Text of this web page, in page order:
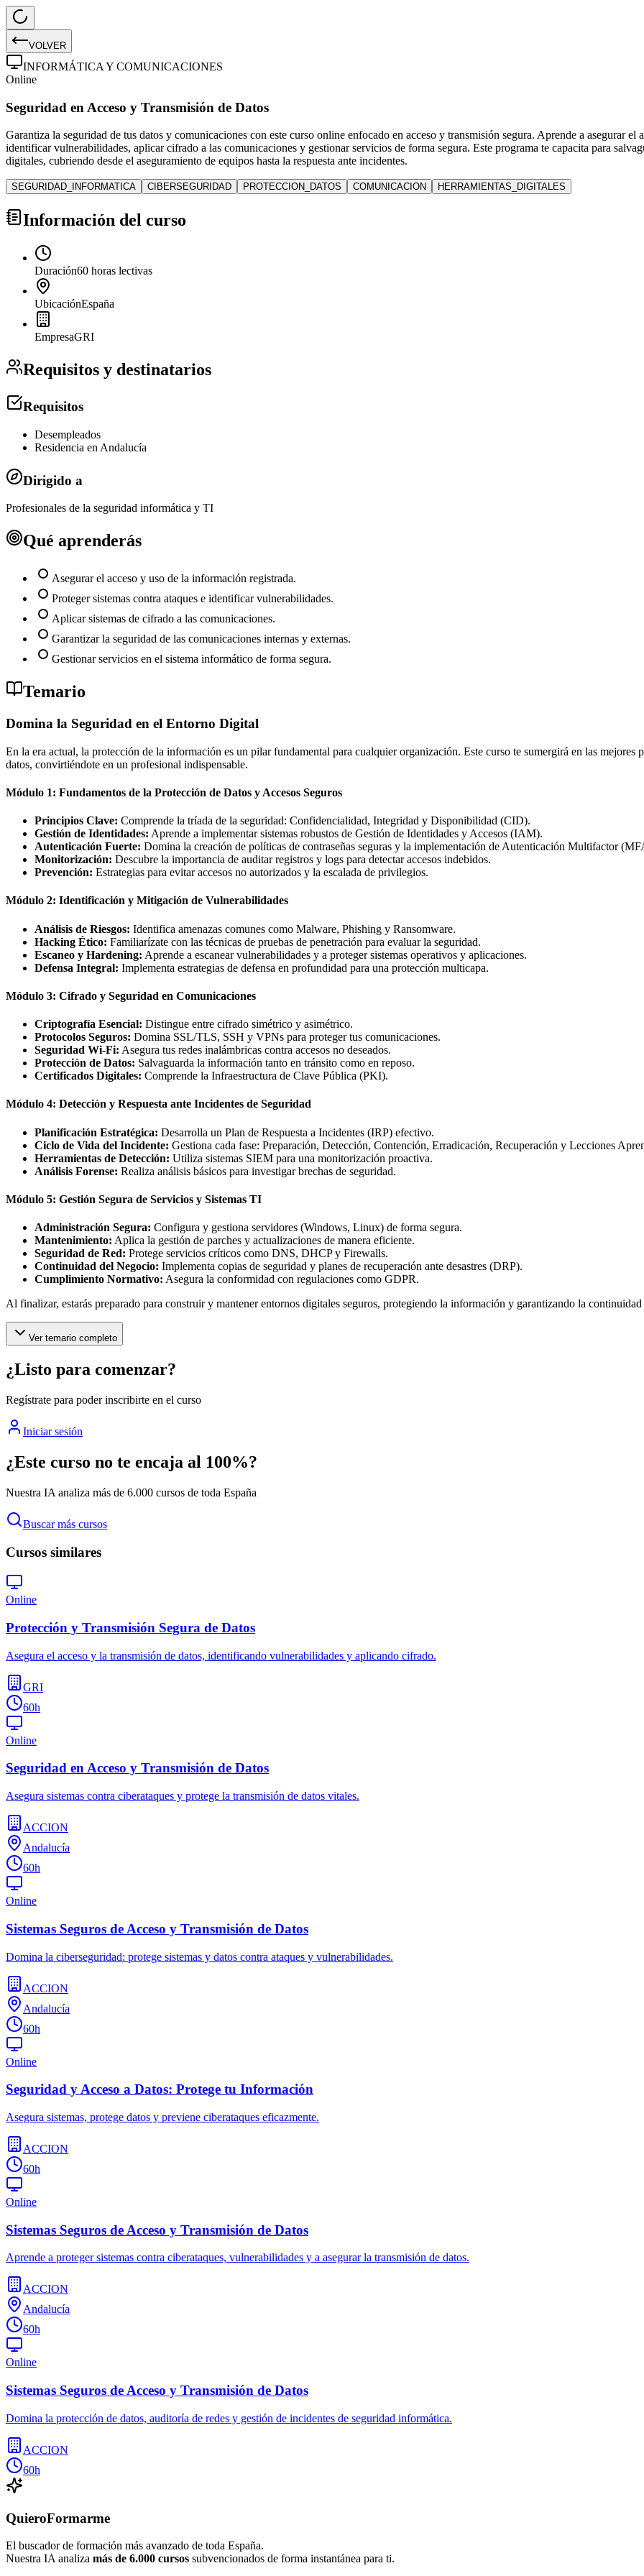
VOLVER
INFORMÁTICA Y COMUNICACIONES
Online
Seguridad en Acceso y Transmisión de Datos
Garantiza la seguridad de tus datos y comunicaciones con este curso online enfocado en acceso y transmisión segura. Aprende a asegurar el
identificar vulnerabilidades, aplicar cifrado a las comunicaciones y gestionar servicios de forma segura. Este programa te capacita para
digitales, cubriendo desde el aseguramiento de equipos hasta la respuesta ante incidentes.
SEGURIDAD_INFORMATICA CIBERSEGURIDAD PROTECCION_DATOS COMUNICACION HERRAMIENTAS_DIGITALES
Información del curso
Duración60 horas lectivas
UbicaciónEspaña
EmpresaGRI
Requisitos y destinatarios
Requisitos
Desempleados
Residencia en Andalucía
Dirigido a
Profesionales de la seguridad informática y TI
Qué aprenderás
Asegurar el acceso y uso de la información registrada.
Proteger sistemas contra ataques e identificar vulnerabilidades.
Aplicar sistemas de cifrado a las comunicaciones.
Garantizar la seguridad de las comunicaciones internas y externas.
Gestionar servicios en el sistema informático de forma segura.
Temario
Domina la Seguridad en el Entorno Digital
En la era actual, la protección de la información es un pilar fundamental para cualquier organización. Este curso te sumergirá en las mejores
datos, convirtiéndote en un profesional indispensable.
Módulo 1: Fundamentos de la Protección de Datos y Accesos Seguros
Principios Clave: Comprende la tríada de la seguridad: Confidencialidad, Integridad y Disponibilidad (CID).
Gestión de Identidades: Aprende a implementar sistemas robustos de Gestión de Identidades y Accesos (IAM).
Autenticación Fuerte: Domina la creación de políticas de contraseñas seguras y la implementación de Autenticación Multifactor
Monitorización: Descubre la importancia de auditar registros y logs para detectar accesos indebidos.
Prevención: Estrategias para evitar accesos no autorizados y la escalada de privilegios.
Módulo 2: Identificación y Mitigación de Vulnerabilidades
Análisis de Riesgos: Identifica amenazas comunes como Malware, Phishing y Ransomware.
Hacking Ético: Familiarízate con las técnicas de pruebas de penetración para evaluar la seguridad.
Escaneo y Hardening: Aprende a escanear vulnerabilidades y a proteger sistemas operativos y aplicaciones.
Defensa Integral: Implementa estrategias de defensa en profundidad para una protección multicapa.
Módulo 3: Cifrado y Seguridad en Comunicaciones
Criptografía Esencial: Distingue entre cifrado simétrico y asimétrico.
Protocolos Seguros: Domina SSL/TLS, SSH y VPNs para proteger tus comunicaciones.
Seguridad Wi-Fi: Asegura tus redes inalámbricas contra accesos no deseados.
Protección de Datos: Salvaguarda la información tanto en tránsito como en reposo.
Certificados Digitales: Comprende la Infraestructura de Clave Pública (PKI).
Módulo 4: Detección y Respuesta ante Incidentes de Seguridad
Planificación Estratégica: Desarrolla un Plan de Respuesta a Incidentes (IRP) efectivo.
Ciclo de Vida del Incidente: Gestiona cada fase: Preparación, Detección, Contención, Erradicación, Recuperación y Lecciones
Herramientas de Detección: Utiliza sistemas SIEM para una monitorización proactiva.
Análisis Forense: Realiza análisis básicos para investigar brechas de seguridad.
Módulo 5: Gestión Segura de Servicios y Sistemas TI
Administración Segura: Configura y gestiona servidores (Windows, Linux) de forma segura.
Mantenimiento: Aplica la gestión de parches y actualizaciones de manera eficiente.
Seguridad de Red: Protege servicios críticos como DNS, DHCP y Firewalls.
Continuidad del Negocio: Implementa copias de seguridad y planes de recuperación ante desastres (DRP).
Cumplimiento Normativo: Asegura la conformidad con regulaciones como GDPR.
Al finalizar, estarás preparado para construir y mantener entornos digitales seguros, protegiendo la información y garantizando la
Ver temario completo
¿Listo para comenzar?
Regístrate para poder inscribirte en el curso
Iniciar sesión
¿Este curso no te encaja al 100%?
Nuestra IA analiza más de 6.000 cursos de toda España
Buscar más cursos
Cursos similares
Online
Protección y Transmisión Segura de Datos
Asegura el acceso y la transmisión de datos, identificando vulnerabilidades y aplicando cifrado.
GRI
60h
Online
Seguridad en Acceso y Transmisión de Datos
Asegura sistemas contra ciberataques y protege la transmisión de datos vitales.
ACCION
Andalucía
60h
Online
Sistemas Seguros de Acceso y Transmisión de Datos
Domina la ciberseguridad: protege sistemas y datos contra ataques y vulnerabilidades.
ACCION
Andalucía
60h
Online
Seguridad y Acceso a Datos: Protege tu Información
Asegura sistemas, protege datos y previene ciberataques eficazmente.
ACCION
60h
Online
Sistemas Seguros de Acceso y Transmisión de Datos
Aprende a proteger sistemas contra ciberataques, vulnerabilidades y a asegurar la transmisión de datos.
ACCION
Andalucía
60h
Online
Sistemas Seguros de Acceso y Transmisión de Datos
Domina la protección de datos, auditoría de redes y gestión de incidentes de seguridad informática.
ACCION
60h
QuieroFormarme
El buscador de formación más avanzado de toda España.
Nuestra IA analiza más de 6.000 cursos subvencionados de forma instantánea para ti.